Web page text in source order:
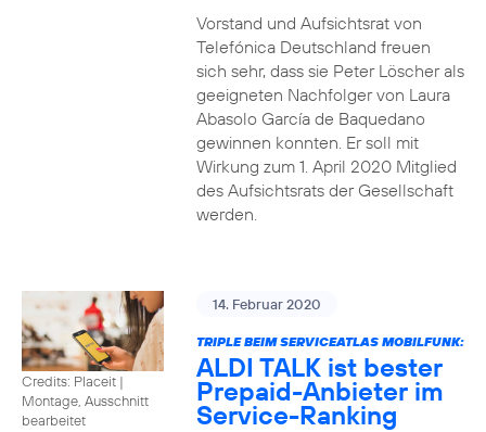
Vorstand und Aufsichtsrat von
Telefónica Deutschland freuen
sich sehr, dass sie Peter Löscher als
geeigneten Nachfolger von Laura
Abasolo García de Baquedano
gewinnen konnten. Er soll mit
Wirkung zum 1. April 2020 Mitglied
des Aufsichtsrats der Gesellschaft
werden.
Credits: Placeit |
Montage, Ausschnitt
bearbeitet
14. Februar 2020
TRIPLE BEIM SERVICEATLAS MOBILFUNK:
ALDI TALK ist bester
Prepaid-Anbieter im
Service-Ranking